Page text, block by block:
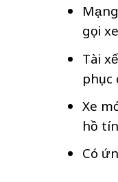
gọi
Tài
phục
Xe
hồ
Có